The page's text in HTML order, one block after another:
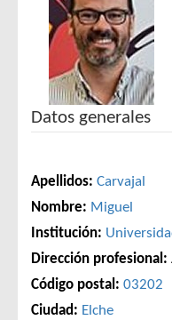
Datos generales
Apellidos: Carvajal
Nombre: Miguel
Institución:
Dirección profesional:
Código postal: 03202
Ciudad: Elche